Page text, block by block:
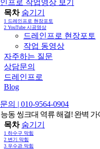
프로 작업영상 보기
목차 숨기기
1 드레인프로 현장포토
2 YouTube 시공영상
드레인프로 현장포토
작업 동영상
자주하는 질문
상담문의
드레인프로
Blog
의 | 010-9564-0904
동 씽크대 역류 해결! 완벽 가
목차 숨기기
1 하수구 막힘
2 변기 막힘
3 우수관 막힘